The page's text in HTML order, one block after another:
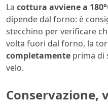
La cottura avviene a
dipende dal forno: è
stecchino per verificare
volta fuori dal forno, la
completamente prima di
velo.
Conservazione,